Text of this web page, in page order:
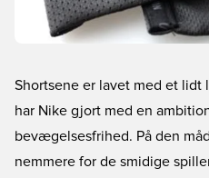
Shortsene er lavet med et
har Nike gjort med en
bevægelsesfrihed. På den
nemmere for de smidige